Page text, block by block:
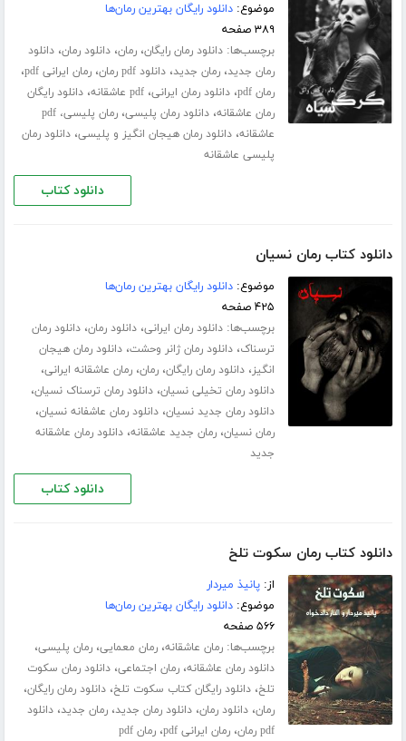
موضوع:دانلود رایگان بهترین رمان‌ها
۳۸۹ صفحه
برچسب‌ها:دانلود رمان رایگان،رمان،دانلود رمان،دانلود
رمان جدید،رمان جدید،دانلود pdf رمان ،رمان ایرانی pdf ،
رمان pdf ،دانلود رمان ایرانی،pdf عاشقانه ،دانلود رایگان
رمان عاشقانه،دانلود رمان پلیسی،
رمان پلیسی، pdf
عاشقانه،دانلود رمان هیجان انگیز و پلیسی،دانلود رمان
پلیسی عاشقانه
دانلود کتاب
دانلود کتاب رمان نسیان
موضوع:دانلود رایگان بهترین رمان‌ها
۴۲۵ صفحه
برچسب‌ها:دانلود رمان ایرانی،دانلود رمان،دانلود رمان
ترسناک،دانلود رمان ژانر وحشت،دانلود رمان هیجان
انگیز،دانلود رمان رایگان،رمان،رمان عاشقانه ایرانی،
دانلود رمان تخیلی نسیان،دانلود رمان ترسناک نسیان،
دانلود رمان جدید نسیان،دانلود رمان عاشفانه نسیان،
رمان نسیان،رمان جدید عاشقانه،دانلود رمان عاشقانه
جدید
دانلود کتاب
دانلود کتاب رمان سکوت تلخ
از:پانیذ میردار
موضوع:دانلود رایگان بهترین رمان‌ها
۵۶۶ صفحه
برچسب‌ها:رمان عاشقانه،رمان معمایی،رمان پلیسی،
دانلود رمان عاشقانه،رمان اجتماعی،دانلود رمان سکوت
تلخ،دانلود رایگان کتاب سکوت تلخ،دانلود رمان رایگان،
رمان،دانلود رمان،دانلود رمان جدید،رمان جدید،دانلود
pdf رمان
،رمان ایرانی pdf ،رمان pdf